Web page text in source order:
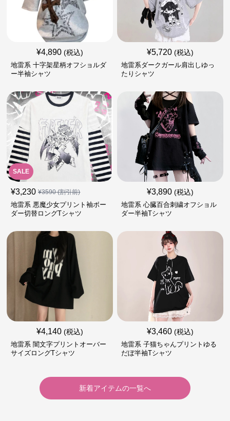
¥4,890 (税込)
地雷系 十字架星柄オフショルダ
ー半袖シャツ
¥5,720 (税込)
地雷系ダークガール肩出しゆっ
たりシャツ
SALE
¥3,230 ¥3590(割引前)
地雷系 悪魔少女プリント袖ボー
ダー切替ロングTシャツ
¥3,890 (税込)
地雷系 心臓百合刺繍オフショル
ダー半袖Tシャツ
¥4,140 (税込)
地雷系 闇文字プリントオーバー
サイズロングTシャツ
¥3,460 (税込)
地雷系 子猫ちゃんプリントゆる
だぼ半袖Tシャツ
新着アイテムの一覧へ